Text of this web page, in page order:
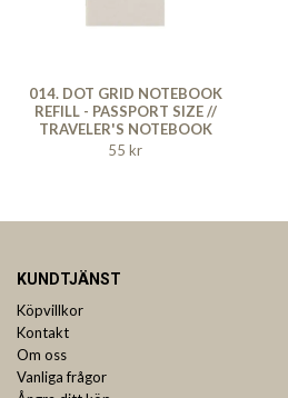
014. DOT GRID NOTEBOOK
REFILL - PASSPORT SIZE //
TRAVELER'S NOTEBOOK
55 kr
KUNDTJÄNST
Köpvillkor
Kontakt
Om oss
Vanliga frågor